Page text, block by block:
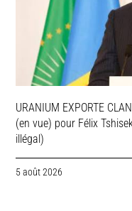
URANIUM EXPORTE
(en vue) pour Félix
illégal)
5 août 2026